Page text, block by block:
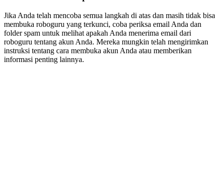
Jika Anda telah mencoba semua langkah di atas dan masih tidak bisa
membuka roboguru yang terkunci, coba periksa email Anda dan
folder spam untuk melihat apakah Anda menerima email dari
roboguru tentang akun Anda. Mereka mungkin telah mengirimkan
instruksi tentang cara membuka akun Anda atau memberikan
informasi penting lainnya.